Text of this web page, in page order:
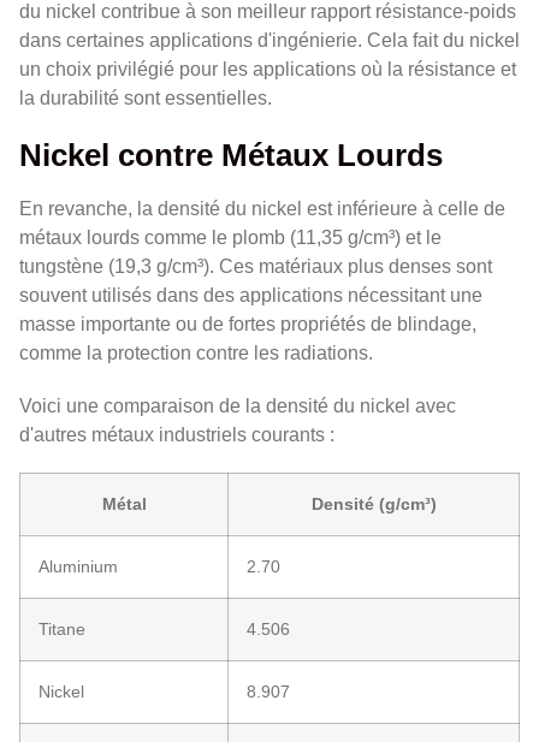
du nickel contribue à son meilleur rapport résistance-poids
dans certaines applications d'ingénierie. Cela fait du nickel
un choix privilégié pour les applications où la résistance et
la durabilité sont essentielles.
Nickel contre Métaux Lourds
En revanche, la densité du nickel est inférieure à celle de
métaux lourds comme le plomb (11,35 g/cm³) et le
tungstène (19,3 g/cm³). Ces matériaux plus denses sont
souvent utilisés dans des applications nécessitant une
masse importante ou de fortes propriétés de blindage,
comme la protection contre les radiations.
Voici une comparaison de la densité du nickel avec
d'autres métaux industriels courants :
Métal Densité (g/cm³)
Aluminium 2.70
Titane 4.506
Nickel 8.907